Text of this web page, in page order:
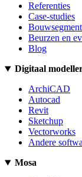
Referenties
Case-studies
Beurzen en
Blog
Digitaal
ArchiCAD
Autocad
Revit
Sketchup
Vectorworks
Andere
Mosa